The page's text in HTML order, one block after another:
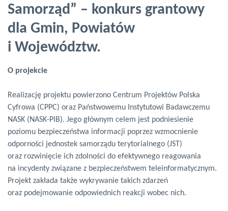
Samorząd” – konkurs grantowy
dla Gmin, Powiatów
i Województw.
O projekcie
Realizację projektu powierzono Centrum Projektów Polska
Cyfrowa (CPPC) oraz Państwowemu Instytutowi Badawczemu
NASK (NASK-PIB). Jego głównym celem jest podniesienie
poziomu bezpieczeństwa informacji poprzez wzmocnienie
odporności jednostek samorządu terytorialnego (JST)
oraz rozwinięcie ich zdolności do efektywnego reagowania
na incydenty związane z bezpieczeństwem teleinformatycznym.
Projekt zakłada także wykrywanie takich zdarzeń
oraz podejmowanie odpowiednich reakcji wobec nich.